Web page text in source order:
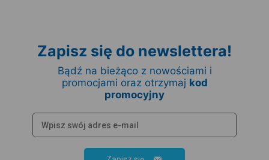
Zapisz się do newslettera!
Bądź na bieżąco z nowościami i
promocjami oraz otrzymaj kod
promocyjny